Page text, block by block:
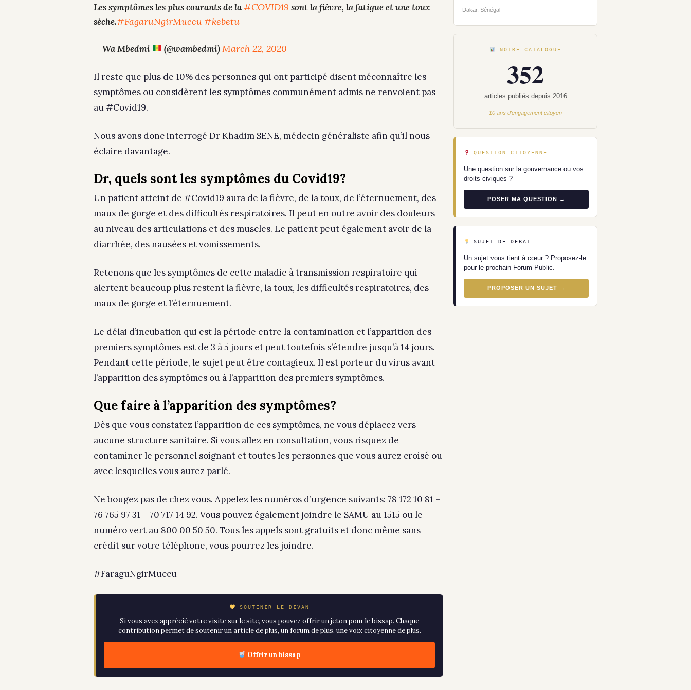
Les symptômes les plus courants de la#COVID19 sont la fièvre, la fatigue et une toux
sèche.#FagaruNgirMuccu#kebetu
— Wa Mbedmi (@wambedmi)March 22, 2020
Il reste que plus de 10% des personnes qui ont participé disent méconnaître les
symptômes ou considèrent les symptômes communément admis ne renvoient pas
au #Covid19.
Nous avons donc interrogé Dr Khadim SENE, médecin généraliste afin qu’il nous
éclaire davantage.
Dr, quels sont les symptômes du Covid19?
Un patient atteint de #Covid19 aura de la fièvre, de la toux, de l’éternuement, des
maux de gorge et des difficultés respiratoires. Il peut en outre avoir des douleurs
au niveau des articulations et des muscles. Le patient peut également avoir de la
diarrhée, des nausées et vomissements.
Retenons que les symptômes de cette maladie à transmission respiratoire qui
alertent beaucoup plus restent la fièvre, la toux, les difficultés respiratoires, des
maux de gorge et l’éternuement.
Le délai d’incubation qui est la période entre la contamination et l’apparition des
premiers symptômes est de 3 à 5 jours et peut toutefois s’étendre jusqu’à 14 jours.
Pendant cette période, le sujet peut être contagieux. Il est porteur du virus avant
l’apparition des symptômes ou à l’apparition des premiers symptômes.
Que faire à l’apparition des symptômes?
Dès que vous constatez l’apparition de ces symptômes, ne vous déplacez vers
aucune structure sanitaire. Si vous allez en consultation, vous risquez de
contaminer le personnel soignant et toutes les personnes que vous aurez croisé ou
avec lesquelles vous aurez parlé.
Ne bougez pas de chez vous. Appelez les numéros d’urgence suivants: 78 172 10 81 –
76 765 97 31 – 70 717 14 92. Vous pouvez également joindre le SAMU au 1515 ou le
numéro vert au 800 00 50 50. Tous les appels sont gratuits et donc même sans
crédit sur votre téléphone, vous pourrez les joindre.
#FaraguNgirMuccu
SOUTENIR LE DIVAN
Si vous avez apprécié votre visite sur le site, vous pouvez offrir un jeton pour le bissap. Chaque
contribution permet de soutenir un article de plus, un forum de plus, une voix citoyenne de plus.
Offrir un bissap
Dakar, Sénégal
NOTRE CATALOGUE
352
articles publiés depuis 2016
10 ans d'engagement citoyen
QUESTION CITOYENNE
Une question sur la gouvernance ou vos
droits civiques ?
POSER MA QUESTION →
SUJET DE DÉBAT
Un sujet vous tient à cœur ? Proposez-le
pour le prochain Forum Public.
PROPOSER UN SUJET →